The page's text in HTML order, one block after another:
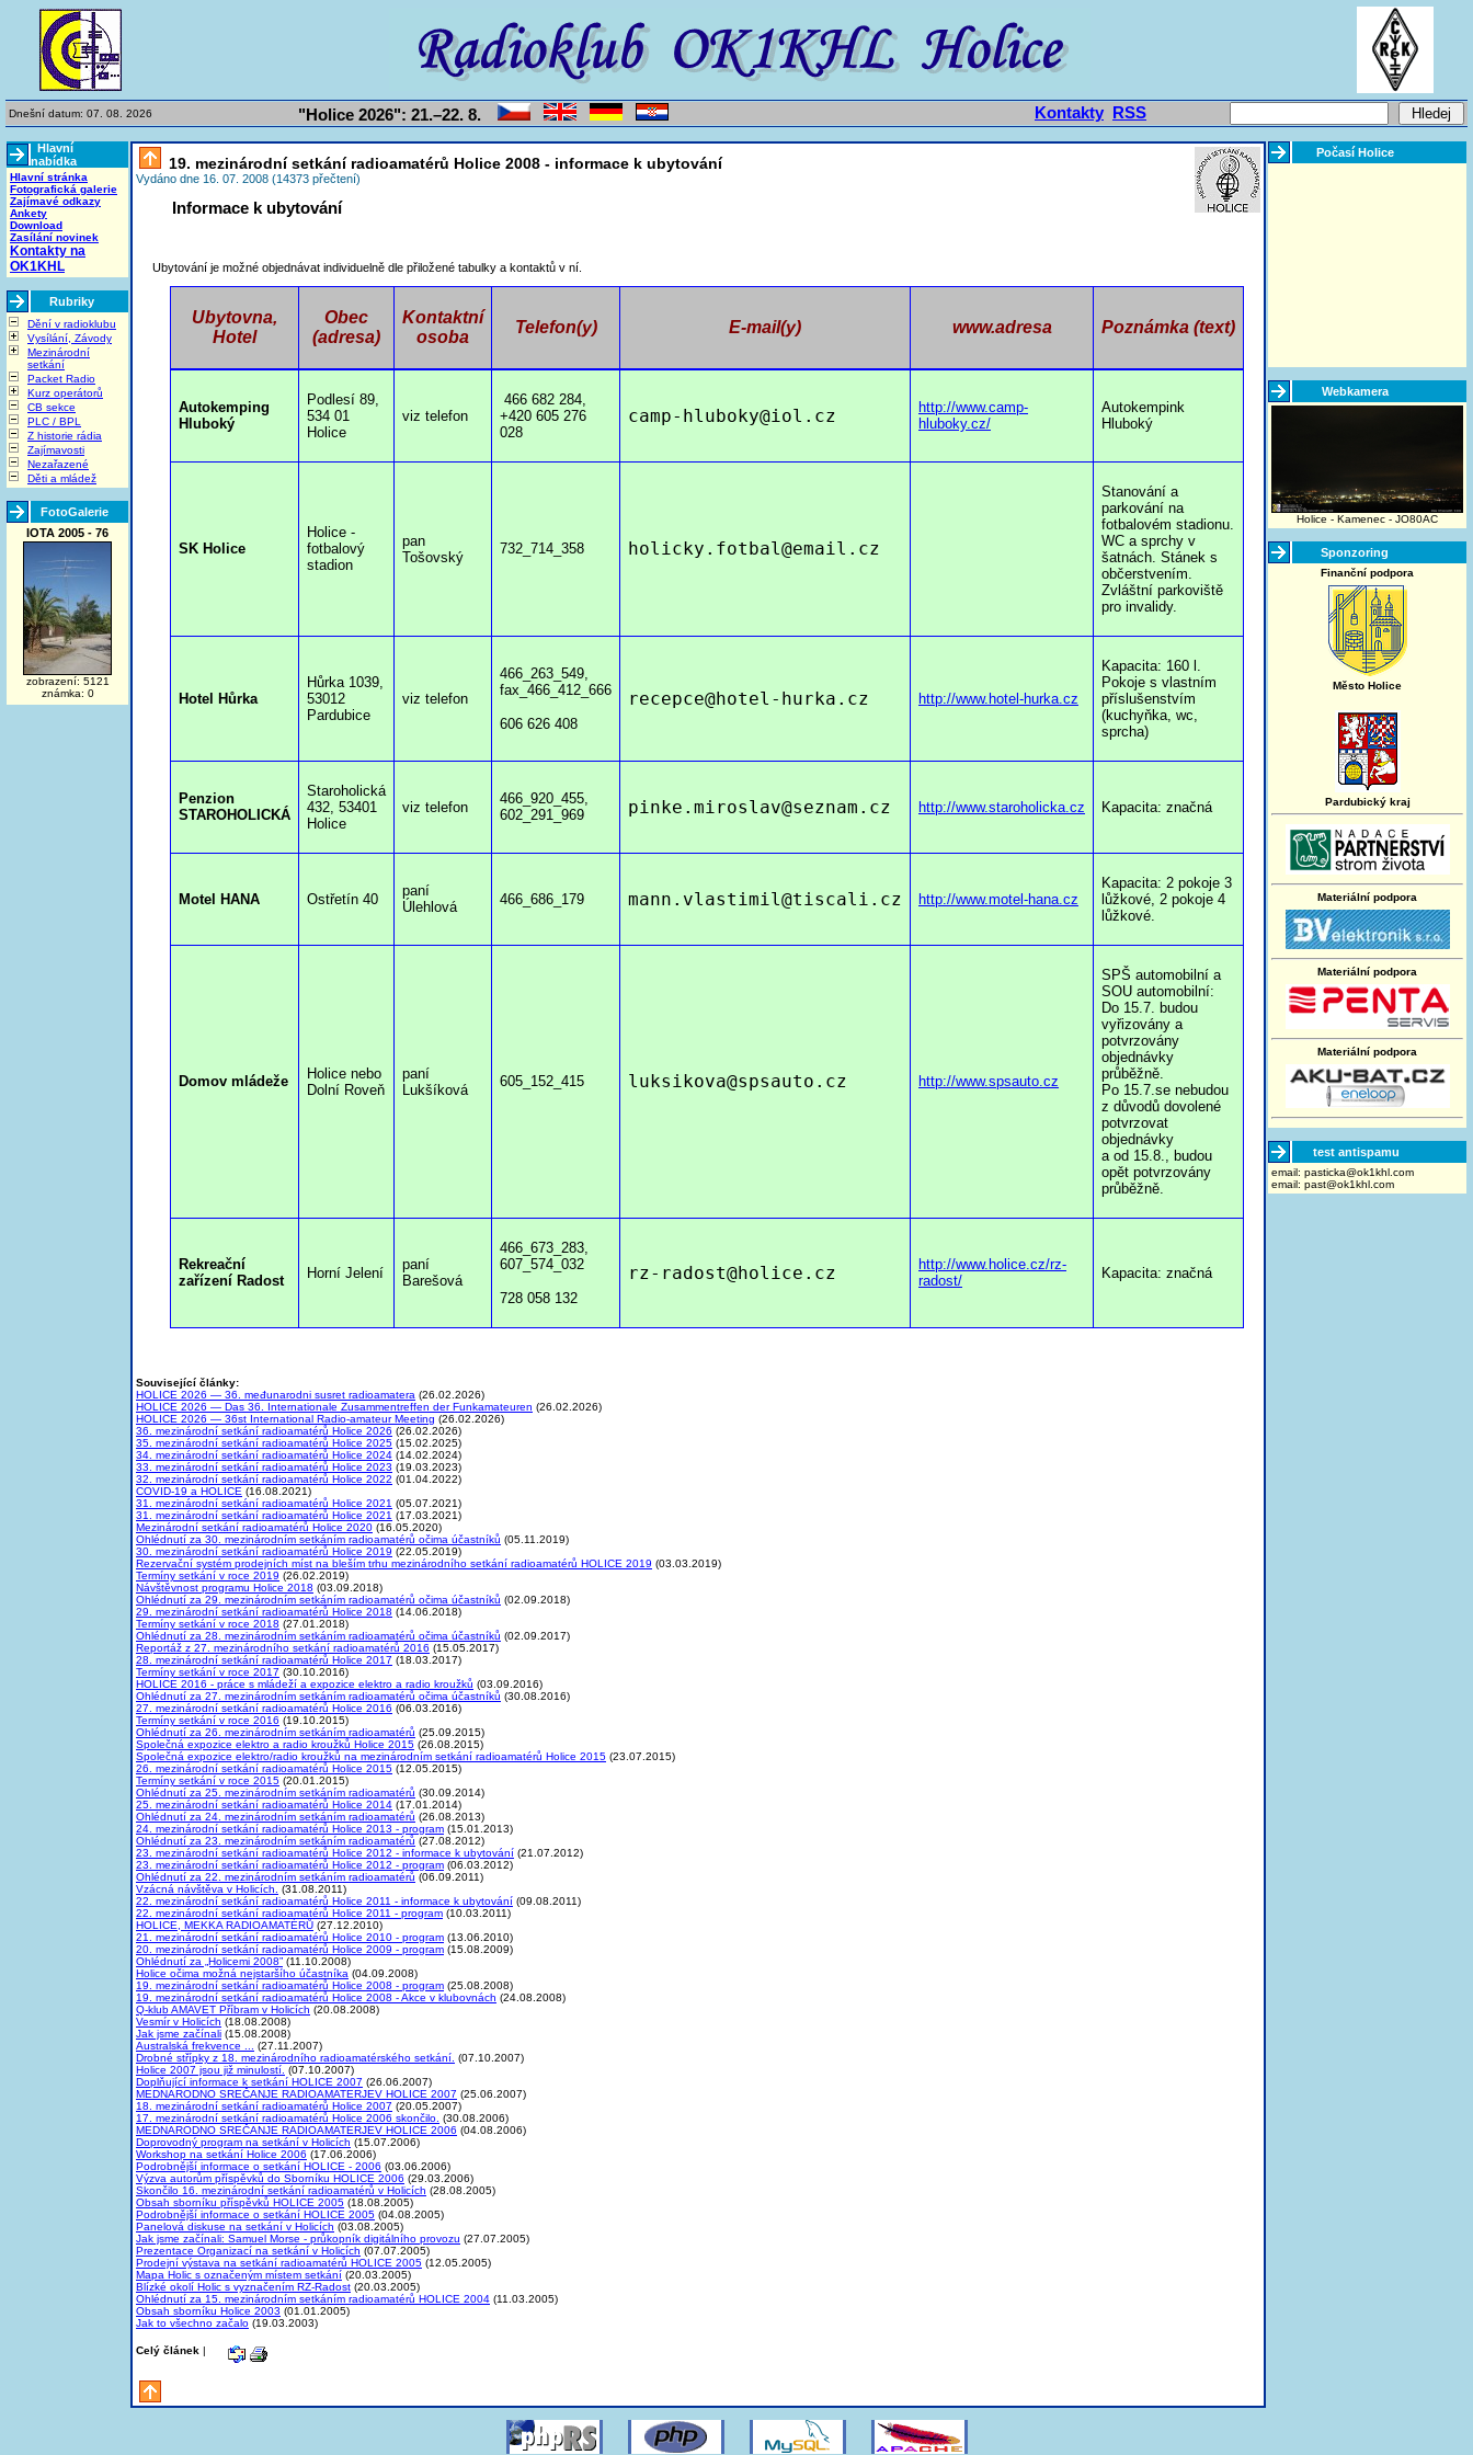
Dnešní datum: 07. 08. 2026 "Holice 2026": 21.–22. 8. Kontakty RSS
Hlavní
nabídka
Hlavní stránka
Fotografická galerie
Zajímavé odkazy
Ankety
Download
Zasílání novinek
Kontakty na
OK1KHL
Rubriky
Dění v radioklubu
Vysílání, Závody
Mezinárodní
setkání
Packet Radio
Kurz operátorů
CB sekce
PLC / BPL
Z historie rádia
Zajímavosti
Nezařazené
Děti a mládež
FotoGalerie
IOTA 2005 - 76
zobrazení: 5121
známka: 0
19. mezinárodní setkání radioamatérů Holice 2008 - informace k ubytování
Vydáno dne 16. 07. 2008 (14373 přečtení)
Informace k ubytování
Ubytování je možné objednávat individuelně dle přiložené tabulky a kontaktů v ní.
Ubytovna,
Hotel
Obec
(adresa)
Kontaktní
osoba
Telefon(y) E-mail(y) www.adresa Poznámka (text)
Autokemping
Hluboký
Podlesí 89,
534 01
Holice
viz telefon
466 682 284,
+420 605 276
028
camp-hluboky@iol.cz
http://www.camp-
hluboky.cz/
Autokempink
Hluboký
SK Holice
Holice -
fotbalový
stadion
pan
Tošovský
732_714_358 holicky.fotbal@email.cz
Stanování a
parkování na
fotbalovém stadionu.
WC a sprchy v
šatnách. Stánek s
občerstvením.
Zvláštní parkoviště
pro invalidy.
Hotel Hůrka
Hůrka 1039,
53012
Pardubice
viz telefon
466_263_549,
fax_466_412_666
606 626 408
recepce@hotel-hurka.cz http://www.hotel-hurka.cz
Kapacita: 160 l.
Pokoje s vlastním
příslušenstvím
(kuchyňka, wc,
sprcha)
Penzion
STAROHOLICKÁ
Staroholická
432, 53401
Holice
viz telefon
466_920_455,
602_291_969
pinke.miroslav@seznam.cz http://www.staroholicka.cz Kapacita: značná
Motel HANA Ostřetín 40
paní
Úlehlová
466_686_179 mann.vlastimil@tiscali.cz http://www.motel-hana.cz
Kapacita: 2 pokoje 3
lůžkové, 2 pokoje 4
lůžkové.
Domov mládeže
Holice nebo
Dolní Roveň
paní
Lukšíková
605_152_415 luksikova@spsauto.cz http://www.spsauto.cz
SPŠ automobilní a
SOU automobilní:
Do 15.7. budou
vyřizovány a
potvrzovány
objednávky
průběžně.
Po 15.7.se nebudou
z důvodů dovolené
potvrzovat
objednávky
a od 15.8., budou
opět potvrzovány
průběžně.
Rekreační
zařízení Radost
Horní Jelení
paní
Barešová
466_673_283,
607_574_032
728 058 132
rz-radost@holice.cz
http://www.holice.cz/rz-
radost/
Kapacita: značná
Související články:
HOLICE 2026 — 36. međunarodni susret radioamatera (26.02.2026)
HOLICE 2026 — Das 36. Internationale Zusammentreffen der Funkamateuren (26.02.2026)
HOLICE 2026 — 36st International Radio-amateur Meeting (26.02.2026)
36. mezinárodní setkání radioamatérů Holice 2026 (26.02.2026)
35. mezinárodní setkání radioamatérů Holice 2025 (15.02.2025)
34. mezinárodní setkání radioamatérů Holice 2024 (14.02.2024)
33. mezinárodní setkání radioamatérů Holice 2023 (19.03.2023)
32. mezinárodní setkání radioamatérů Holice 2022 (01.04.2022)
COVID-19 a HOLICE (16.08.2021)
31. mezinárodní setkání radioamatérů Holice 2021 (05.07.2021)
31. mezinárodní setkání radioamatérů Holice 2021 (17.03.2021)
Mezinárodní setkání radioamatérů Holice 2020 (16.05.2020)
Ohlédnutí za 30. mezinárodním setkáním radioamatérů očima účastníků (05.11.2019)
30. mezinárodní setkání radioamatérů Holice 2019 (22.05.2019)
Rezervační systém prodejních míst na bleším trhu mezinárodního setkání radioamatérů HOLICE 2019 (03.03.2019)
Termíny setkání v roce 2019 (26.02.2019)
Návštěvnost programu Holice 2018 (03.09.2018)
Ohlédnutí za 29. mezinárodním setkáním radioamatérů očima účastníků (02.09.2018)
29. mezinárodní setkání radioamatérů Holice 2018 (14.06.2018)
Termíny setkání v roce 2018 (27.01.2018)
Ohlédnutí za 28. mezinárodním setkáním radioamatérů očima účastníků (02.09.2017)
Reportáž z 27. mezinárodního setkání radioamatérů 2016 (15.05.2017)
28. mezinárodní setkání radioamatérů Holice 2017 (18.03.2017)
Termíny setkání v roce 2017 (30.10.2016)
HOLICE 2016 - práce s mládeží a expozice elektro a radio kroužků (03.09.2016)
Ohlédnutí za 27. mezinárodním setkáním radioamatérů očima účastníků (30.08.2016)
27. mezinárodní setkání radioamatérů Holice 2016 (06.03.2016)
Termíny setkání v roce 2016 (19.10.2015)
Ohlédnutí za 26. mezinárodním setkáním radioamatérů (25.09.2015)
Společná expozice elektro a radio kroužků Holice 2015 (26.08.2015)
Společná expozice elektro/radio kroužků na mezinárodním setkání radioamatérů Holice 2015 (23.07.2015)
26. mezinárodní setkání radioamatérů Holice 2015 (12.05.2015)
Termíny setkání v roce 2015 (20.01.2015)
Ohlédnutí za 25. mezinárodním setkáním radioamatérů (30.09.2014)
25. mezinárodní setkání radioamatérů Holice 2014 (17.01.2014)
Ohlédnutí za 24. mezinárodním setkáním radioamatérů (26.08.2013)
24. mezinárodní setkání radioamatérů Holice 2013 - program (15.01.2013)
Ohlédnutí za 23. mezinárodním setkáním radioamatérů (27.08.2012)
23. mezinárodní setkání radioamatérů Holice 2012 - informace k ubytování (21.07.2012)
23. mezinárodní setkání radioamatérů Holice 2012 - program (06.03.2012)
Ohlédnutí za 22. mezinárodním setkáním radioamatérů (06.09.2011)
Vzácná návštěva v Holicích.
(31.08.2011)
22. mezinárodní setkání radioamatérů Holice 2011 - informace k ubytování (09.08.2011)
22. mezinárodní setkání radioamatérů Holice 2011 - program (10.03.2011)
HOLICE, MEKKA RADIOAMATÉRŮ (27.12.2010)
21. mezinárodní setkání radioamatérů Holice 2010 - program (13.06.2010)
20. mezinárodní setkání radioamatérů Holice 2009 - program (15.08.2009)
Ohlédnutí za „Holicemi 2008” (11.10.2008)
Holice očima možná nejstaršího účastníka (04.09.2008)
19. mezinárodní setkání radioamatérů Holice 2008 - program (25.08.2008)
19. mezinárodní setkání radioamatérů Holice 2008 - Akce v klubovnách (24.08.2008)
Q-klub AMAVET Příbram v Holicích (20.08.2008)
Vesmír v Holicích (18.08.2008)
Jak jsme začínali (15.08.2008)
Australská frekvence ...
(27.11.2007)
Drobné střípky z 18. mezinárodního radioamatérského setkání. (07.10.2007)
Holice 2007 jsou již minulostí. (07.10.2007)
Doplňující informace k setkání HOLICE 2007 (26.06.2007)
MEDNARODNO SREČANJE RADIOAMATERJEV HOLICE 2007 (25.06.2007)
18. mezinárodní setkání radioamatérů Holice 2007 (20.05.2007)
17. mezinárodní setkání radioamatérů Holice 2006 skončilo. (30.08.2006)
MEDNARODNO SREČANJE RADIOAMATERJEV HOLICE 2006 (04.08.2006)
Doprovodný program na setkání v Holicích (15.07.2006)
Workshop na setkání Holice 2006 (17.06.2006)
Podrobnější informace o setkání HOLICE - 2006 (03.06.2006)
Výzva autorům příspěvků do Sborníku HOLICE 2006 (29.03.2006)
Skončilo 16. mezinárodní setkání radioamatérů v Holicích (28.08.2005)
Obsah sborníku příspěvků HOLICE 2005 (18.08.2005)
Podrobnější informace o setkání HOLICE 2005 (04.08.2005)
Panelová diskuse na setkání v Holicích (03.08.2005)
Jak jsme začínali: Samuel Morse - průkopník digitálního provozu (27.07.2005)
Prezentace Organizací na setkání v Holicích (07.07.2005)
Prodejní výstava na setkání radioamatérů HOLICE 2005 (12.05.2005)
Mapa Holic s označeným místem setkání (20.03.2005)
Blízké okolí Holic s vyznačením RZ-Radost (20.03.2005)
Ohlédnutí za 15. mezinárodním setkáním radioamatérů HOLICE 2004 (11.03.2005)
Obsah sborníku Holice 2003 (01.01.2005)
Jak to všechno začalo (19.03.2003)
Celý článek |
Počasí Holice
Webkamera
Holice - Kamenec - JO80AC
Sponzoring
Finanční podpora
Město Holice
Pardubický kraj
Materiální podpora
Materiální podpora
Materiální podpora
test antispamu
email: moc.lhk1ko@akcitsap
email: past@ok1khl.com